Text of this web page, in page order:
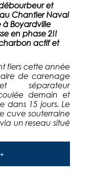
et
Chantier Naval
à Boyardville
en phase 2!!
actif et
fiers cette année
de carenage
séparateur
demain et
dans 15 jours. Le
cuve souterraine
un reseau situé